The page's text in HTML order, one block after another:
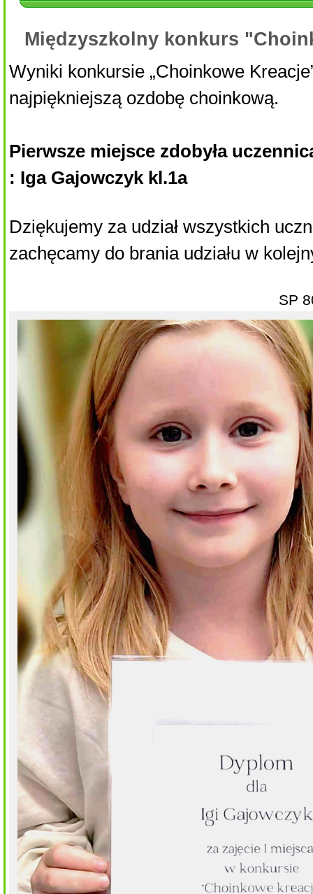
Międzyszkolny konkurs
Wyniki konkursie „Choinkowe
najpiękniejszą ozdobę choinkową.
Pierwsze miejsce zdobyła
: Iga Gajowczyk kl.1a
Dziękujemy za udział wszystkich
zachęcamy do brania udziału w
SP